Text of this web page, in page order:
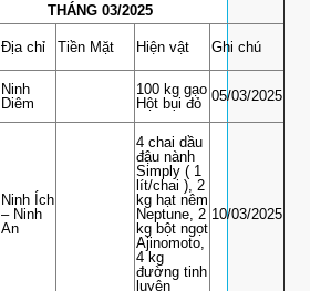
THÁNG 03/2025
Địa chỉ Tiền Mặt Hiện vật Ghi chú
Ninh
Diêm
100 kg gạo
Hột bụi đỏ 05/03/2025
Ninh Ích
– Ninh
An
4 chai dầu
đậu nành
Simply ( 1
lít/chai ), 2
kg hạt nêm
Neptune, 2
kg bột ngọt
Ajinomoto,
4 kg
đường tinh
luyện
10/03/2025